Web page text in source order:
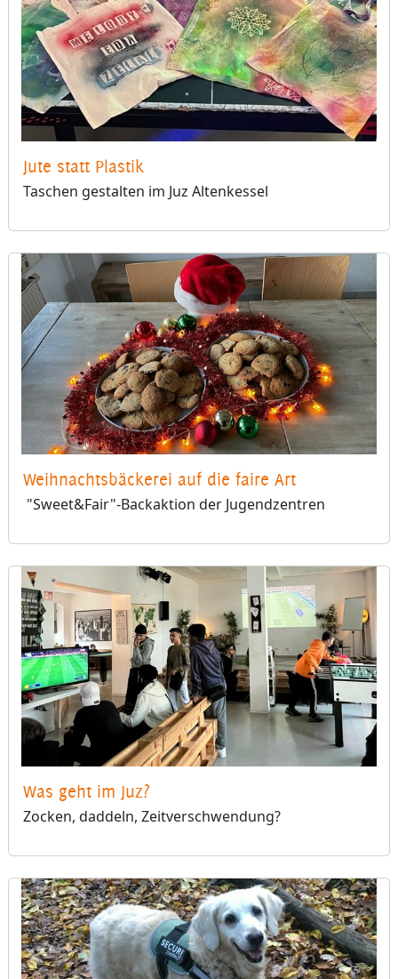
Jute statt Plastik
Taschen gestalten im Juz Altenkessel
Weihnachtsbäckerei auf die faire Art
"Sweet&Fair"-Backaktion der Jugendzentren
Was geht im Juz?
Zocken, daddeln, Zeitverschwendung?